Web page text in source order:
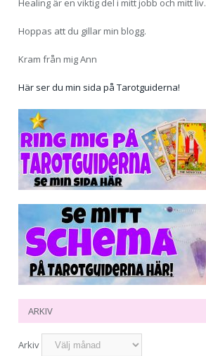
Healing är en viktig del i mitt jobb och mitt liv.
Hoppas att du gillar min blogg.
Kram från mig Ann
Här ser du min sida på Tarotguiderna!
ARKIV
Arkiv